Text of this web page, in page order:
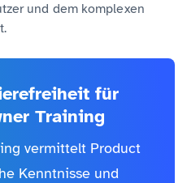
und dem komplexen
für
Training
vermittelt Product
Kenntnisse und